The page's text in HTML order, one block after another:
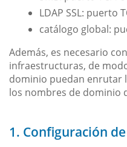
LDAP SSL: puerto
catálogo global:
Además, es necesario
infraestructuras, de
dominio puedan enrutar
los nombres de dominio
1. Configuración